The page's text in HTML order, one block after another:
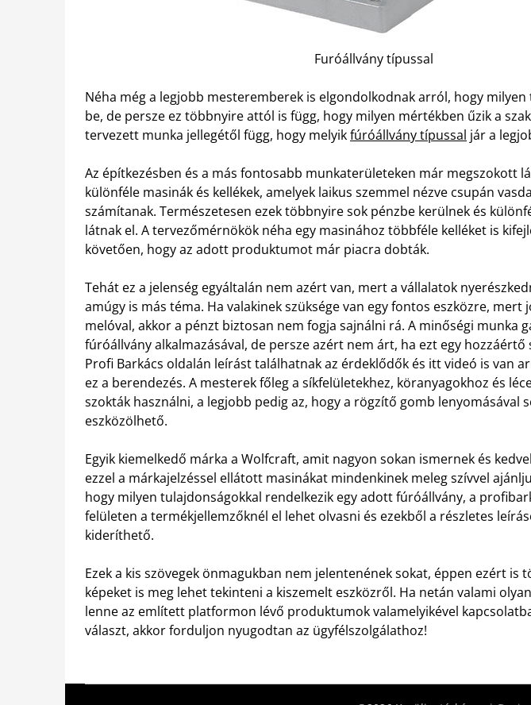
Furóállvány típussal
Néha még a legjobb mesteremberek is elgondolkodnak arról, hogy
be, de persze ez többnyire attól is függ, hogy milyen mértékben űzik a
tervezett munka jellegétől függ, hogy melyikfúróállvány típussal jár a
Az építkezésben és a más fontosabb munkaterületeken már megszokott
különféle masinák és kellékek, amelyek laikus szemmel nézve csupán
számítanak. Természetesen ezek többnyire sok pénzbe kerülnek és
látnak el. A tervezőmérnökök néha egy masinához többféle kelléket is
követően, hogy az adott produktumot már piacra dobták.
Tehát ez a jelenség egyáltalán nem azért van, mert a vállalatok
amúgy is más téma. Ha valakinek szüksége van egy fontos eszközre,
melóval, akkor a pénzt biztosan nem fogja sajnálni rá. A minőségi munka
fúróállvány alkalmazásával, de persze azért nem árt, ha ezt egy hozzáértő
Profi Barkács oldalán leírást találhatnak az érdeklődők és itt videó is van
ez a berendezés. A mesterek főleg a síkfelületekhez, köranyagokhoz és
szokták használni, a legjobb pedig az, hogy a rögzítő gomb lenyomásával
eszközölhető.
Egyik kiemelkedő márka a Wolfcraft, amit nagyon sokan ismernek és
ezzel a márkajelzéssel ellátott masinákat mindenkinek meleg szívvel
hogy milyen tulajdonságokkal rendelkezik egy adott fúróállvány, a
felületen a termékjellemzőknél el lehet olvasni és ezekből a részletes
kideríthető.
Ezek a kis szövegek önmagukban nem jelentenének sokat, éppen ezért is
képeket is meg lehet tekinteni a kiszemelt eszközről. Ha netán valami olyan
lenne az említett platformon lévő produktumok valamelyikével
választ, akkor forduljon nyugodtan az ügyfélszolgálathoz!